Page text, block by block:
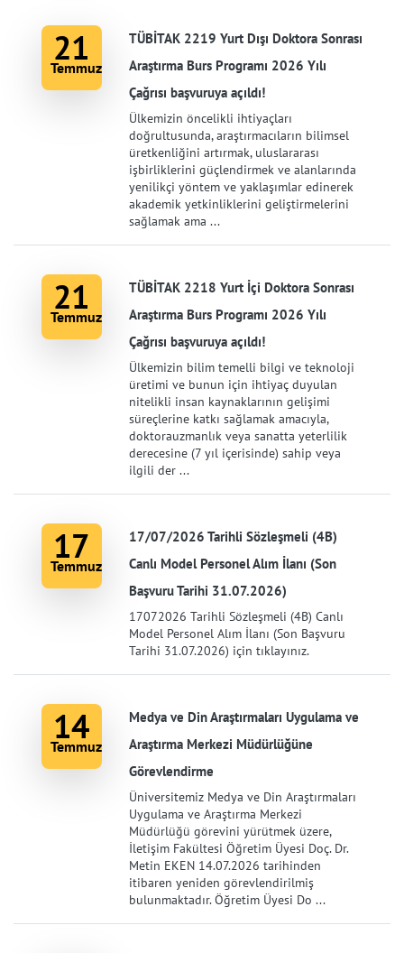
21
Temmuz
TÜBİTAK 2219 Yurt Dışı Doktora Sonrası
Araştırma Burs Programı 2026 Yılı
Çağrısı başvuruya açıldı!
Ülkemizin öncelikli ihtiyaçları
doğrultusunda, araştırmacıların bilimsel
üretkenliğini artırmak, uluslararası
işbirliklerini güçlendirmek ve alanlarında
yenilikçi yöntem ve yaklaşımlar edinerek
akademik yetkinliklerini geliştirmelerini
sağlamak ama ...
21
Temmuz
TÜBİTAK 2218 Yurt İçi Doktora Sonrası
Araştırma Burs Programı 2026 Yılı
Çağrısı başvuruya açıldı!
Ülkemizin bilim temelli bilgi ve teknoloji
üretimi ve bunun için ihtiyaç duyulan
nitelikli insan kaynaklarının gelişimi
süreçlerine katkı sağlamak amacıyla,
doktorauzmanlık veya sanatta yeterlilik
derecesine (7 yıl içerisinde) sahip veya
ilgili der ...
17
Temmuz
17/07/2026 Tarihli Sözleşmeli (4B)
Canlı Model Personel Alım İlanı (Son
Başvuru Tarihi 31.07.2026)
17072026 Tarihli Sözleşmeli (4B) Canlı
Model Personel Alım İlanı (Son Başvuru
Tarihi 31.07.2026) için tıklayınız.
14
Temmuz
Medya ve Din Araştırmaları Uygulama ve
Araştırma Merkezi Müdürlüğüne
Görevlendirme
Üniversitemiz Medya ve Din Araştırmaları
Uygulama ve Araştırma Merkezi
Müdürlüğü görevini yürütmek üzere,
İletişim Fakültesi Öğretim Üyesi Doç. Dr.
Metin EKEN 14.07.2026 tarihinden
itibaren yeniden görevlendirilmiş
bulunmaktadır. Öğretim Üyesi Do ...